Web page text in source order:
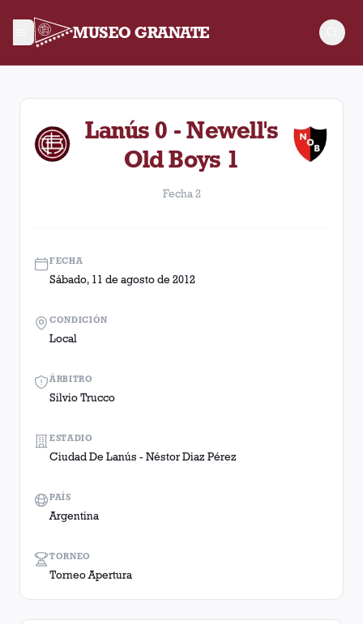
MUSEO GRANATE
Fecha 2. Partido entre Lanús y Newell's Old Boys
Lanús 0 - Newell's
Old Boys 1
Fecha 2
FECHA
Sábado, 11 de agosto de 2012
ÁRBITRO
Silvio Trucco
TORNEO
Torneo Apertura
CONDICIÓN
Local
ESTADIO
Ciudad De Lanús - Néstor Diaz Pérez
PAÍS
Argentina